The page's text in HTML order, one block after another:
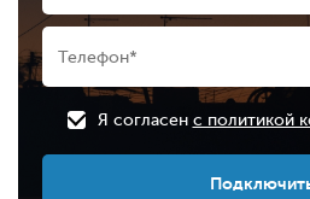
Я согласен с политикой